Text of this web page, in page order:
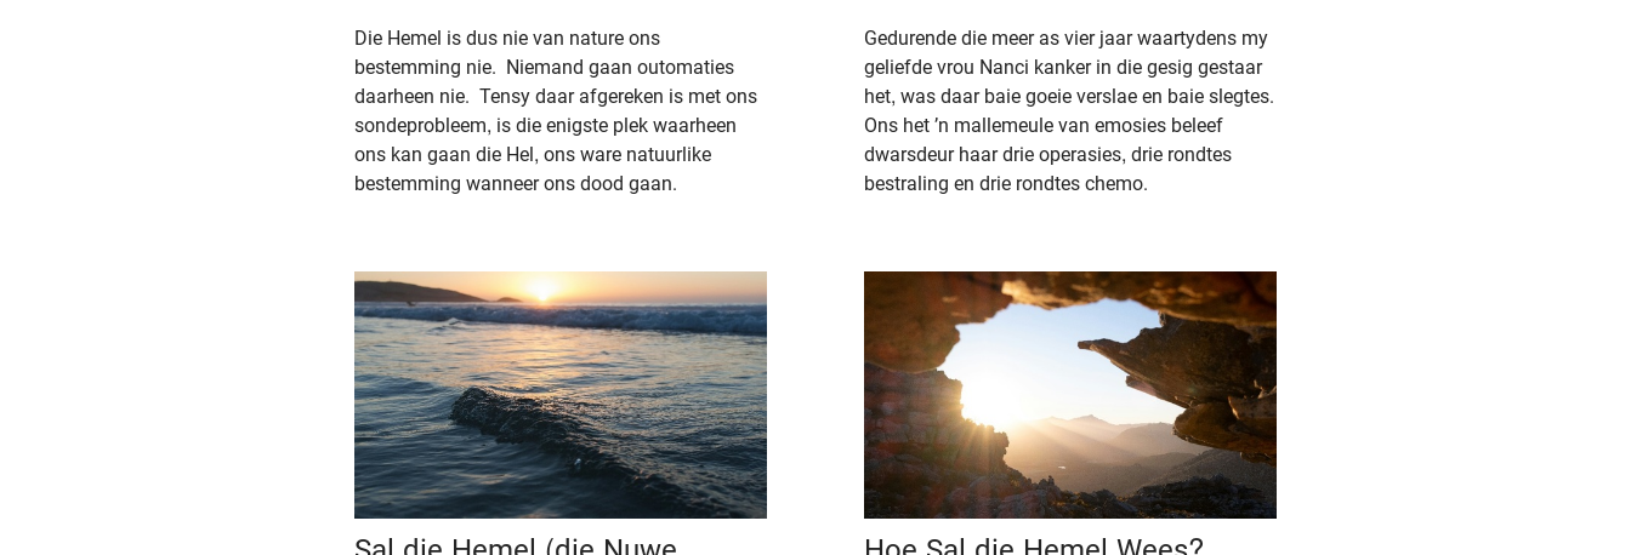
Die Hemel is dus nie van nature ons
bestemming nie. Niemand gaan outomaties
daarheen nie. Tensy daar afgereken is met ons
sondeprobleem, is die enigste plek waarheen
ons kan gaan die Hel, ons ware natuurlike
bestemming wanneer ons dood gaan.
Gedurende die meer as vier jaar waartydens my
geliefde vrou Nanci kanker in die gesig gestaar
het, was daar baie goeie verslae en baie slegtes.
Ons het ’n mallemeule van emosies beleef
dwarsdeur haar drie operasies, drie rondtes
bestraling en drie rondtes chemo.